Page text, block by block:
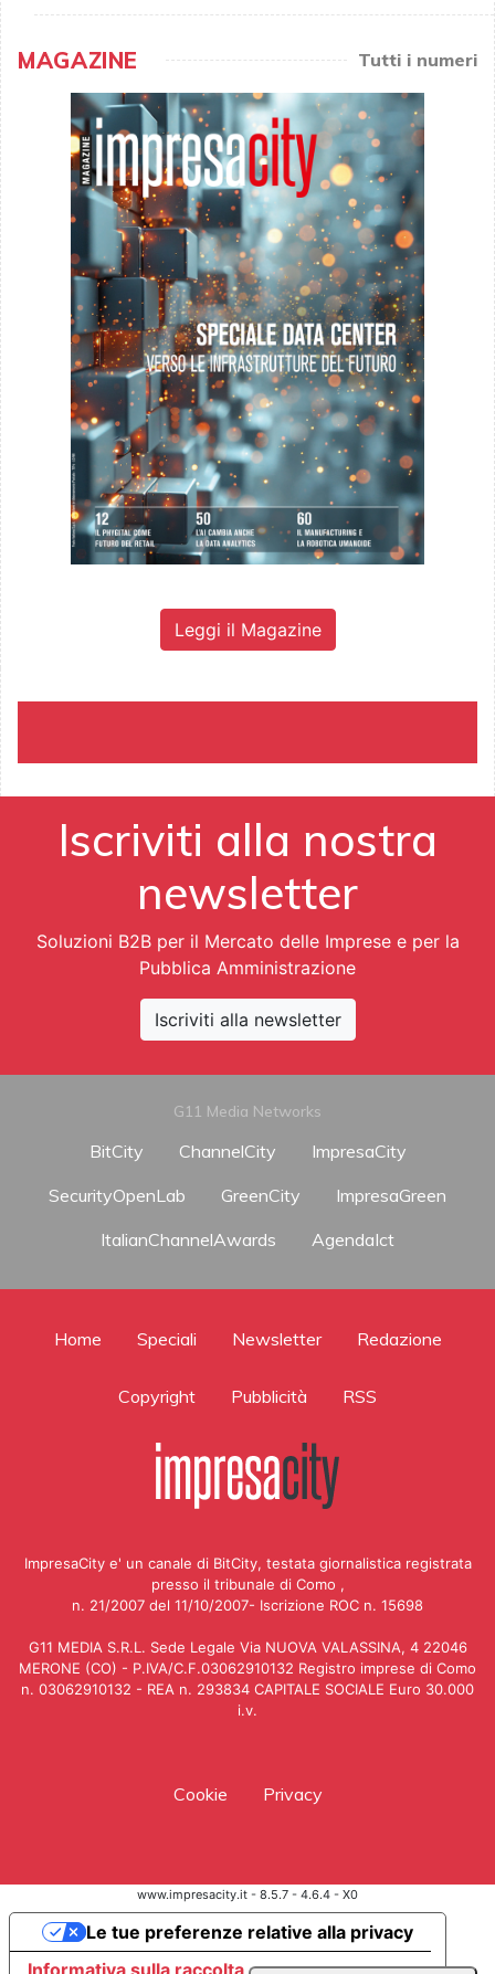
MAGAZINE Tutti i numeri
Leggi il Magazine
Iscriviti alla nostra
newsletter
Soluzioni B2B per il Mercato delle Imprese e per la
Pubblica Amministrazione
Iscriviti alla newsletter
G11 Media Networks
BitCity ChannelCity
ImpresaCity
SecurityOpenLab
GreenCity
ImpresaGreen
ItalianChannelAwards
AgendaIct
Home Speciali Newsletter Redazione
Copyright Pubblicità RSS
ImpresaCity e' un canale di BitCity, testata giornalistica registrata
presso il tribunale di Como ,
n. 21/2007 del 11/10/2007- Iscrizione ROC n. 15698
G11 MEDIA S.R.L. Sede Legale Via NUOVA VALASSINA, 4 22046
MERONE (CO) - P.IVA/C.F.03062910132 Registro imprese di Como
n. 03062910132 - REA n. 293834 CAPITALE SOCIALE Euro 30.000
i.v.
Cookie Privacy
www.impresacity.it - 8.5.7 - 4.6.4 - X0
Informativa sulla raccolta
Le tue preferenze relative alla privacy